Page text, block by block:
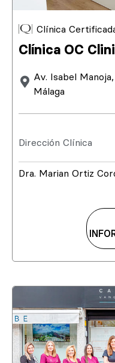
Clínica
Clínica OC
Av. Isabel
Málaga
Dirección Clínica
Dra. Marian Ortiz